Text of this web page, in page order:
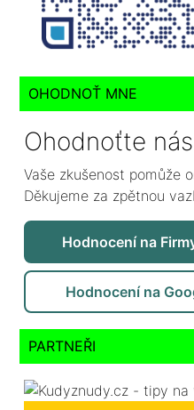
OHODNOŤ MNE
Ohodnoťte nás
Vaše zkušenost pomůže
Děkujeme za zpětnou
Hodnocení na
Hodnocení na
PARTNEŘI